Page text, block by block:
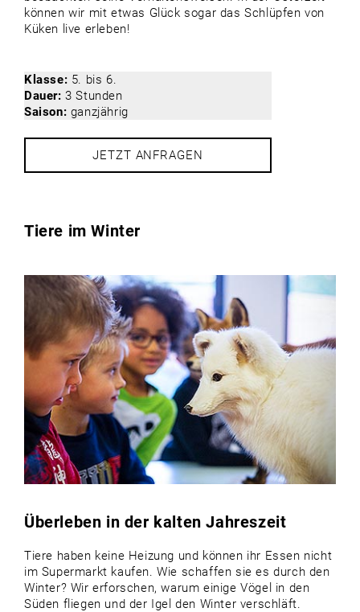
können wir mit etwas Glück sogar das Schlüpfen von
Küken live erleben!
Klasse: 5. bis 6.
Dauer: 3 Stunden
Saison: ganzjährig
JETZT ANFRAGEN
Tiere im Winter
Überleben in der kalten Jahreszeit
Tiere haben keine Heizung und können ihr Essen nicht
im Supermarkt kaufen. Wie schaffen sie es durch den
Winter? Wir erforschen, warum einige Vögel in den
Süden fliegen und der Igel den Winter verschläft.